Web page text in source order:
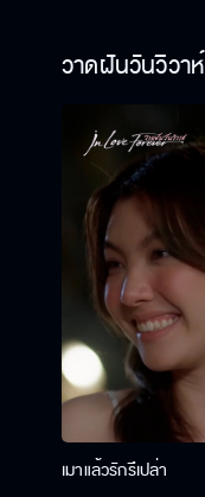
วาดฝันวันวิวาห์
เมาแล้วรักรึเปล่า